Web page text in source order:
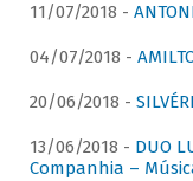
11/07/2018 -
04/07/2018 -
20/06/2018 -
13/06/2018 - DUO
Companhia –